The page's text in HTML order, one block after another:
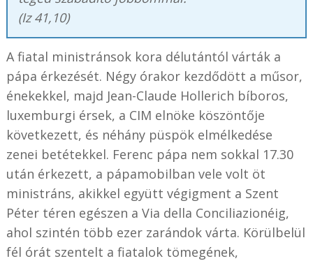
(Iz 41,10)
A fiatal ministránsok kora délutántól várták a
pápa érkezését. Négy órakor kezdődött a műsor,
énekekkel, majd Jean-Claude Hollerich bíboros,
luxemburgi érsek, a CIM elnöke köszöntője
következett, és néhány püspök elmélkedése
zenei betétekkel. Ferenc pápa nem sokkal 17.30
után érkezett, a pápamobilban vele volt öt
ministráns, akikkel együtt végigment a Szent
Péter téren egészen a Via della Conciliazionéig,
ahol szintén több ezer zarándok várta. Körülbelül
fél órát szentelt a fiatalok tömegének,